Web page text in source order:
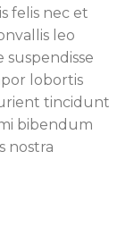
felis nec et
leo
lobortis
tincidunt
bibendum
nostra